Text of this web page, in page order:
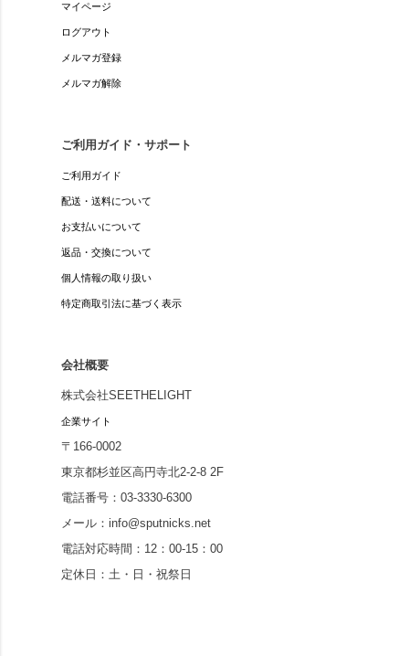
マイページ
ログアウト
メルマガ登録
メルマガ解除
ご利用ガイド・サポート
ご利用ガイド
配送・送料について
お支払いについて
返品・交換について
個人情報の取り扱い
特定商取引法に基づく表示
会社概要
株式会社SEETHELIGHT
企業サイト
〒166-0002
東京都杉並区高円寺北2-2-8 2F
電話番号：03-3330-6300
メール：info@sputnicks.net
電話対応時間：12：00-15：00
定休日：土・日・祝祭日